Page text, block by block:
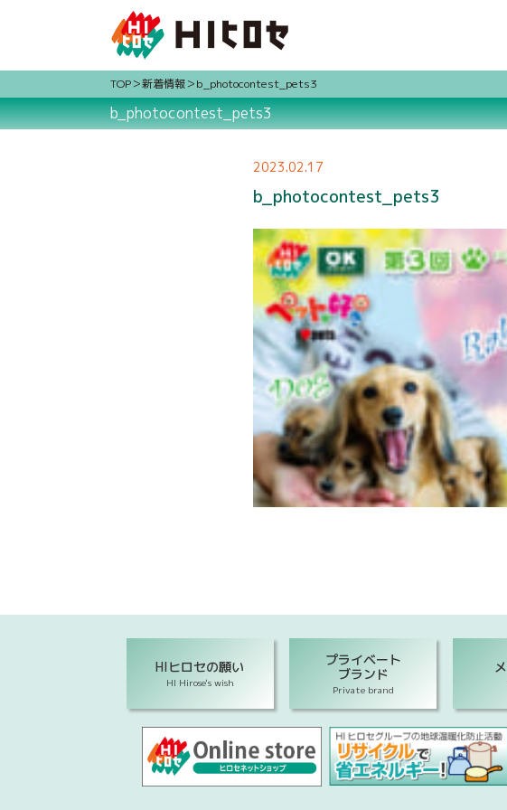
TOP 新着情報 b_photocontest_pets3
b_photocontest_pets3
2023.02.17
b_photocontest_pets3
HIヒロセの願い
HI Hirose's wish
プライベート
ブランド
Private brand